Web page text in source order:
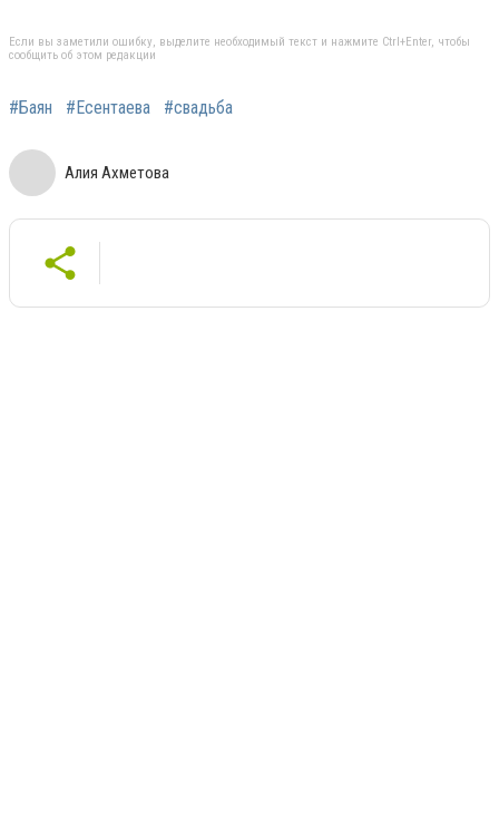
Если вы заметили ошибку, выделите необходимый текст и нажмите Ctrl+Enter, чтобы
сообщить об этом редакции
#Баян #Есентаева #свадьба
Алия Ахметова